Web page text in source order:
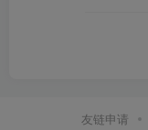
友链申请